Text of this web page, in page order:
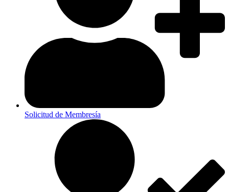
Solicitud de Membresía